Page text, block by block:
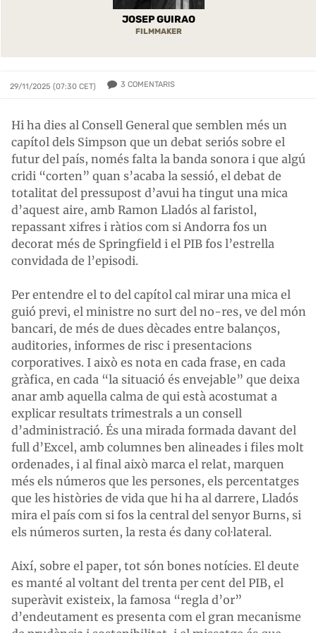
JOSEP GUIRAO
FILMMAKER
29/11/2025 (07:30 CET) 3 COMENTARIS
Hi ha dies al Consell General que semblen més un
capítol dels Simpson que un debat seriós sobre el
futur del país, només falta la banda sonora i que algú
cridi “corten” quan s’acaba la sessió, el debat de
totalitat del pressupost d’avui ha tingut una mica
d’aquest aire, amb Ramon Lladós al faristol,
repassant xifres i ràtios com si Andorra fos un
decorat més de Springfield i el PIB fos l’estrella
convidada de l’episodi.
Per entendre el to del capítol cal mirar una mica el
guió previ, el ministre no surt del no-res, ve del món
bancari, de més de dues dècades entre balanços,
auditories, informes de risc i presentacions
corporatives. I això es nota en cada frase, en cada
gràfica, en cada “la situació és envejable” que deixa
anar amb aquella calma de qui està acostumat a
explicar resultats trimestrals a un consell
d’administració. És una mirada formada davant del
full d’Excel, amb columnes ben alineades i files molt
ordenades, i al final això marca el relat, marquen
més els números que les persones, els percentatges
que les històries de vida que hi ha al darrere, Lladós
mira el país com si fos la central del senyor Burns, si
els números surten, la resta és dany col·lateral.
Així, sobre el paper, tot són bones notícies. El deute
es manté al voltant del trenta per cent del PIB, el
superàvit existeix, la famosa “regla d’or”
d’endeutament es presenta com el gran mecanisme